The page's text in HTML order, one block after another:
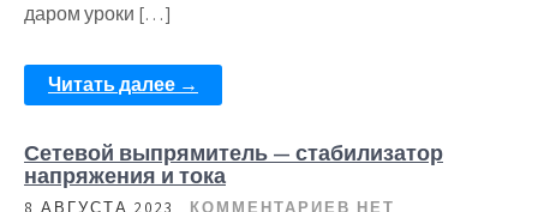
даром уроки […]
Читать далее →
Сетевой выпрямитель — стабилизатор
напряжения и тока
8 АВГУСТА 2023 КОММЕНТАРИЕВ НЕТ